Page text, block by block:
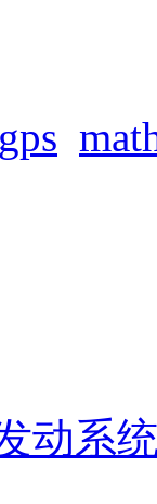
gps
动系